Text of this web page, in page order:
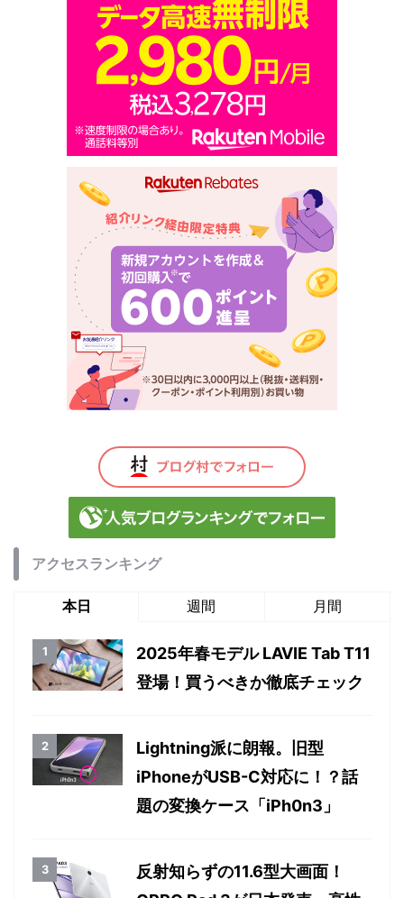
アクセスランキング
本日 週間 月間
2025年春モデル LAVIE Tab T11
登場！買うべきか徹底チェック
Lightning派に朗報。旧型
iPhoneがUSB-C対応に！？話
題の変換ケース「iPh0n3」
反射知らずの11.6型大画面！